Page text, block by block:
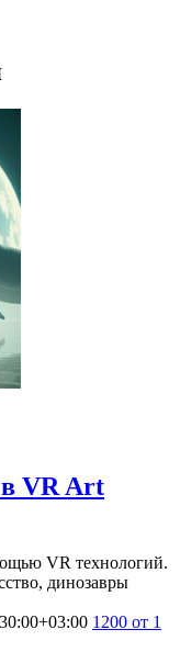
VR Art
VR технологий.
динозавры
1200 от 1